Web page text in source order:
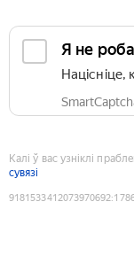
Я не
Націсніце,
Калі ў вас узніклі
сувязі
9181533412073970692: